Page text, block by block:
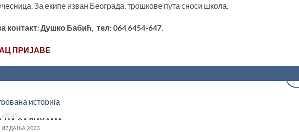
За екипе изван Београда, трошкове пута сноси школа.
контакт: Душко Бабић, тел: 064 6454-647.
ПРИЈАВЕ
НА ЗАЛИХАМА
ИЗДАЊА 2023.